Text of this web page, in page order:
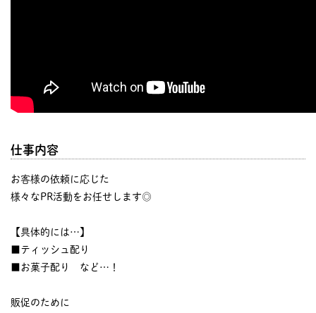
仕事内容
お客様の依頼に応じた
様々なPR活動をお任せします◎
【具体的には…】
■ティッシュ配り
■お菓子配り など…！
販促のために